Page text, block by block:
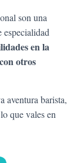
son una
especialidad
en la
otros
aventura barista,
que vales en